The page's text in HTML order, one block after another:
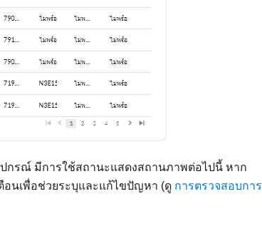
กรณ์ มีการใช้สถานะแสดงสถานภาพต่อไปนี้ หาก
นเพื่อช่วยระบุและแก้ไขปัญหา (ดู การตรวจสอบการ